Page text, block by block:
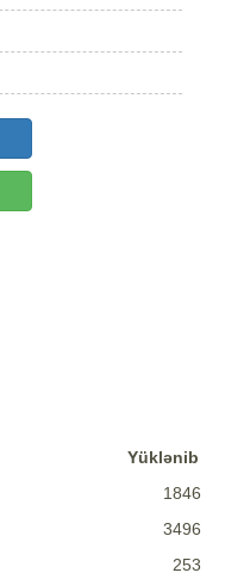
Yüklənib
1846
3496
253